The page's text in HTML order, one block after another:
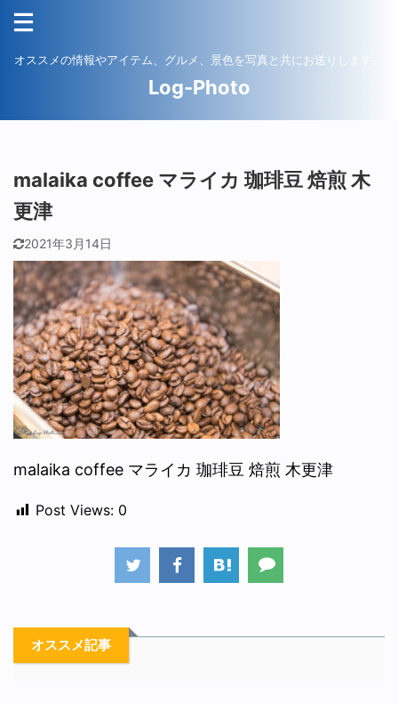
オススメの情報やアイテム、グルメ、景色を写真と共にお送りします。
Log-Photo
malaika coffee マライカ 珈琲豆 焙煎 木
更津
2021年3月14日
malaika coffee マライカ 珈琲豆 焙煎 木更津
Post Views: 0
オススメ記事